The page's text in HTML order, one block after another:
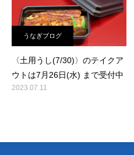
うなぎブログ
〈土用うし(7/30)〉のテイクア
ウトは7月26日(水) まで受付中
2023.07.11